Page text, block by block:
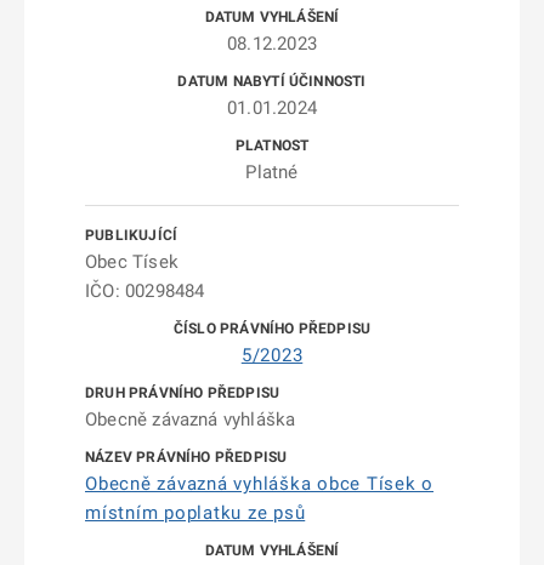
08.12.2023
01.01.2024
Platné
Obec Tísek
IČO: 00298484
5/2023
Obecně závazná vyhláška
Obecně závazná vyhláška obce Tísek o
místním poplatku ze psů